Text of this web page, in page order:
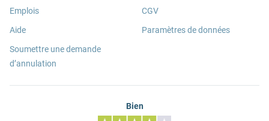
Emplois
Aide
Soumettre une demande
d’annulation
CGV
Paramètres de données
Bien